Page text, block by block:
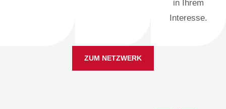
in Ihrem
Interesse.
ZUM NETZWERK